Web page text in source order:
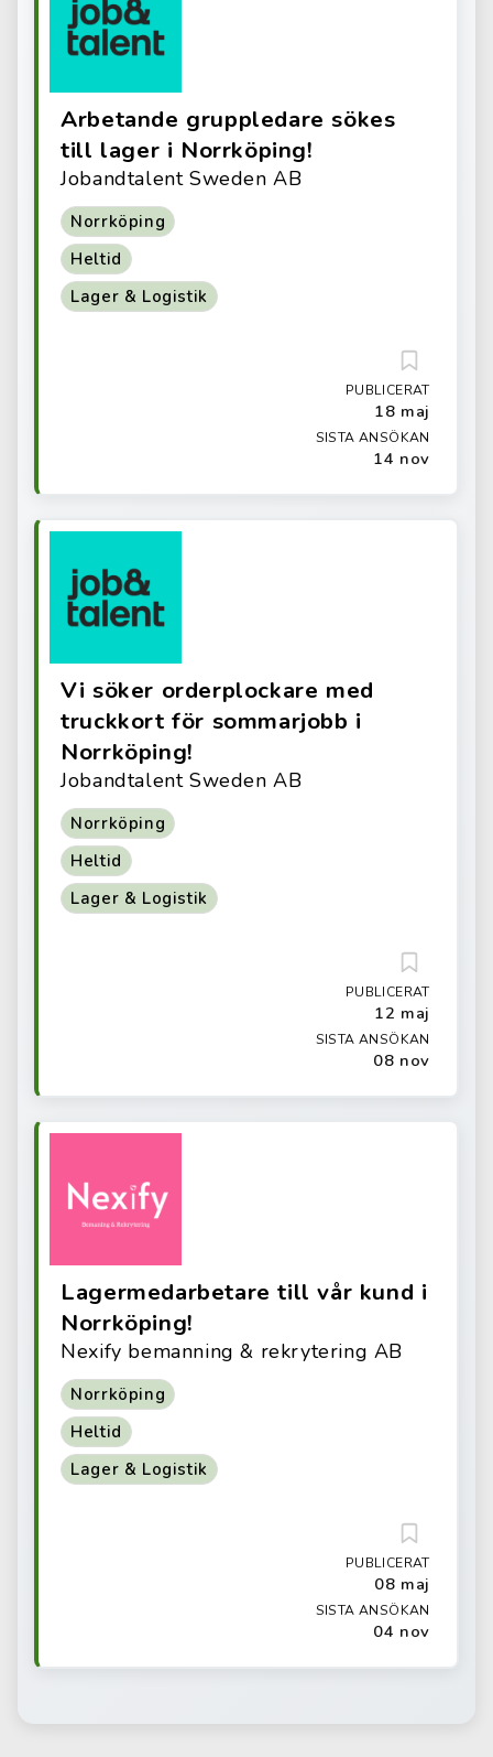
Arbetande gruppledare sökes
till lager i Norrköping!
Jobandtalent Sweden AB
Norrköping
Heltid
Lager & Logistik
PUBLICERAT
18 maj
SISTA ANSÖKAN
14 nov
Vi söker orderplockare med
truckkort för sommarjobb i
Norrköping!
Jobandtalent Sweden AB
Norrköping
Heltid
Lager & Logistik
PUBLICERAT
12 maj
SISTA ANSÖKAN
08 nov
Lagermedarbetare till vår kund i
Norrköping!
Nexify bemanning & rekrytering AB
Norrköping
Heltid
Lager & Logistik
PUBLICERAT
08 maj
SISTA ANSÖKAN
04 nov